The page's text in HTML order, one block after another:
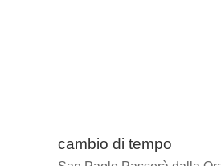
cambio di tempo